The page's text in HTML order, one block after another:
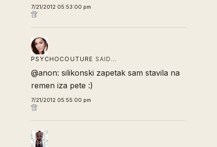
7/21/2012 05:53:00 pm
PSYCHOCOUTURE SAID…
@anon: silikonski zapetak sam stavila na
remen iza pete :)
7/21/2012 05:55:00 pm